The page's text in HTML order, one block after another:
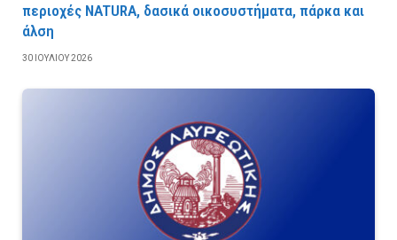
περιοχές NATURA, δασικά οικοσυστήματα, πάρκα και
άλση
30 ΙΟΥΛΊΟΥ 2026